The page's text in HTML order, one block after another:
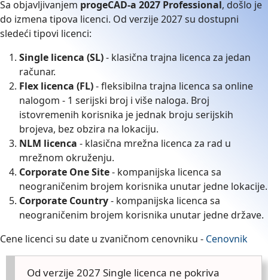
Sa objavljivanjem progeCAD-a 2027 Professional, došlo je
do izmena tipova licenci. Od verzije 2027 su dostupni
sledeći tipovi licenci:
Single licenca (SL)- klasična trajna licenca za jedan
računar.
Flex licenca (FL)- fleksibilna trajna licenca sa online
nalogom - 1 serijski broj i više naloga. Broj
istovremenih korisnika je jednak broju serijskih
brojeva, bez obzira na lokaciju.
NLM licenca - klasična mrežna licenca za rad u
mrežnom okruženju.
Corporate One Site- kompanijska licenca sa
neograničenim brojem korisnika unutar jedne lokacije.
Corporate Country- kompanijska licenca sa
neograničenim brojem korisnika unutar jedne države.
Cene licenci su date u zvaničnom cenovniku - Cenovnik
Od verzije 2027 Single licenca ne pokriva